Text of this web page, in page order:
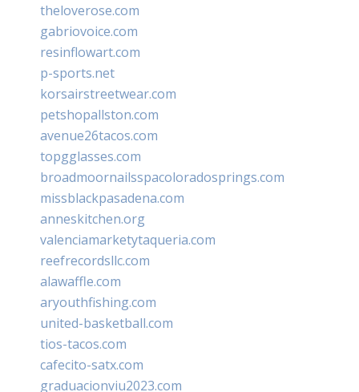
theloverose.com
gabriovoice.com
resinflowart.com
p-sports.net
korsairstreetwear.com
petshopallston.com
avenue26tacos.com
topgglasses.com
broadmoornailsspacoloradosprings.com
missblackpasadena.com
anneskitchen.org
valenciamarketytaqueria.com
reefrecordsllc.com
alawaffle.com
aryouthfishing.com
united-basketball.com
tios-tacos.com
cafecito-satx.com
graduacionviu2023.com